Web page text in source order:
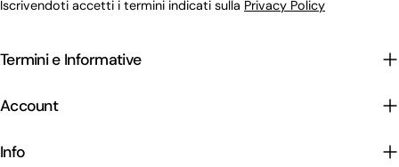
Iscrivendoti accetti i termini indicati sulla Privacy Policy
Termini e Informative
Account
Info